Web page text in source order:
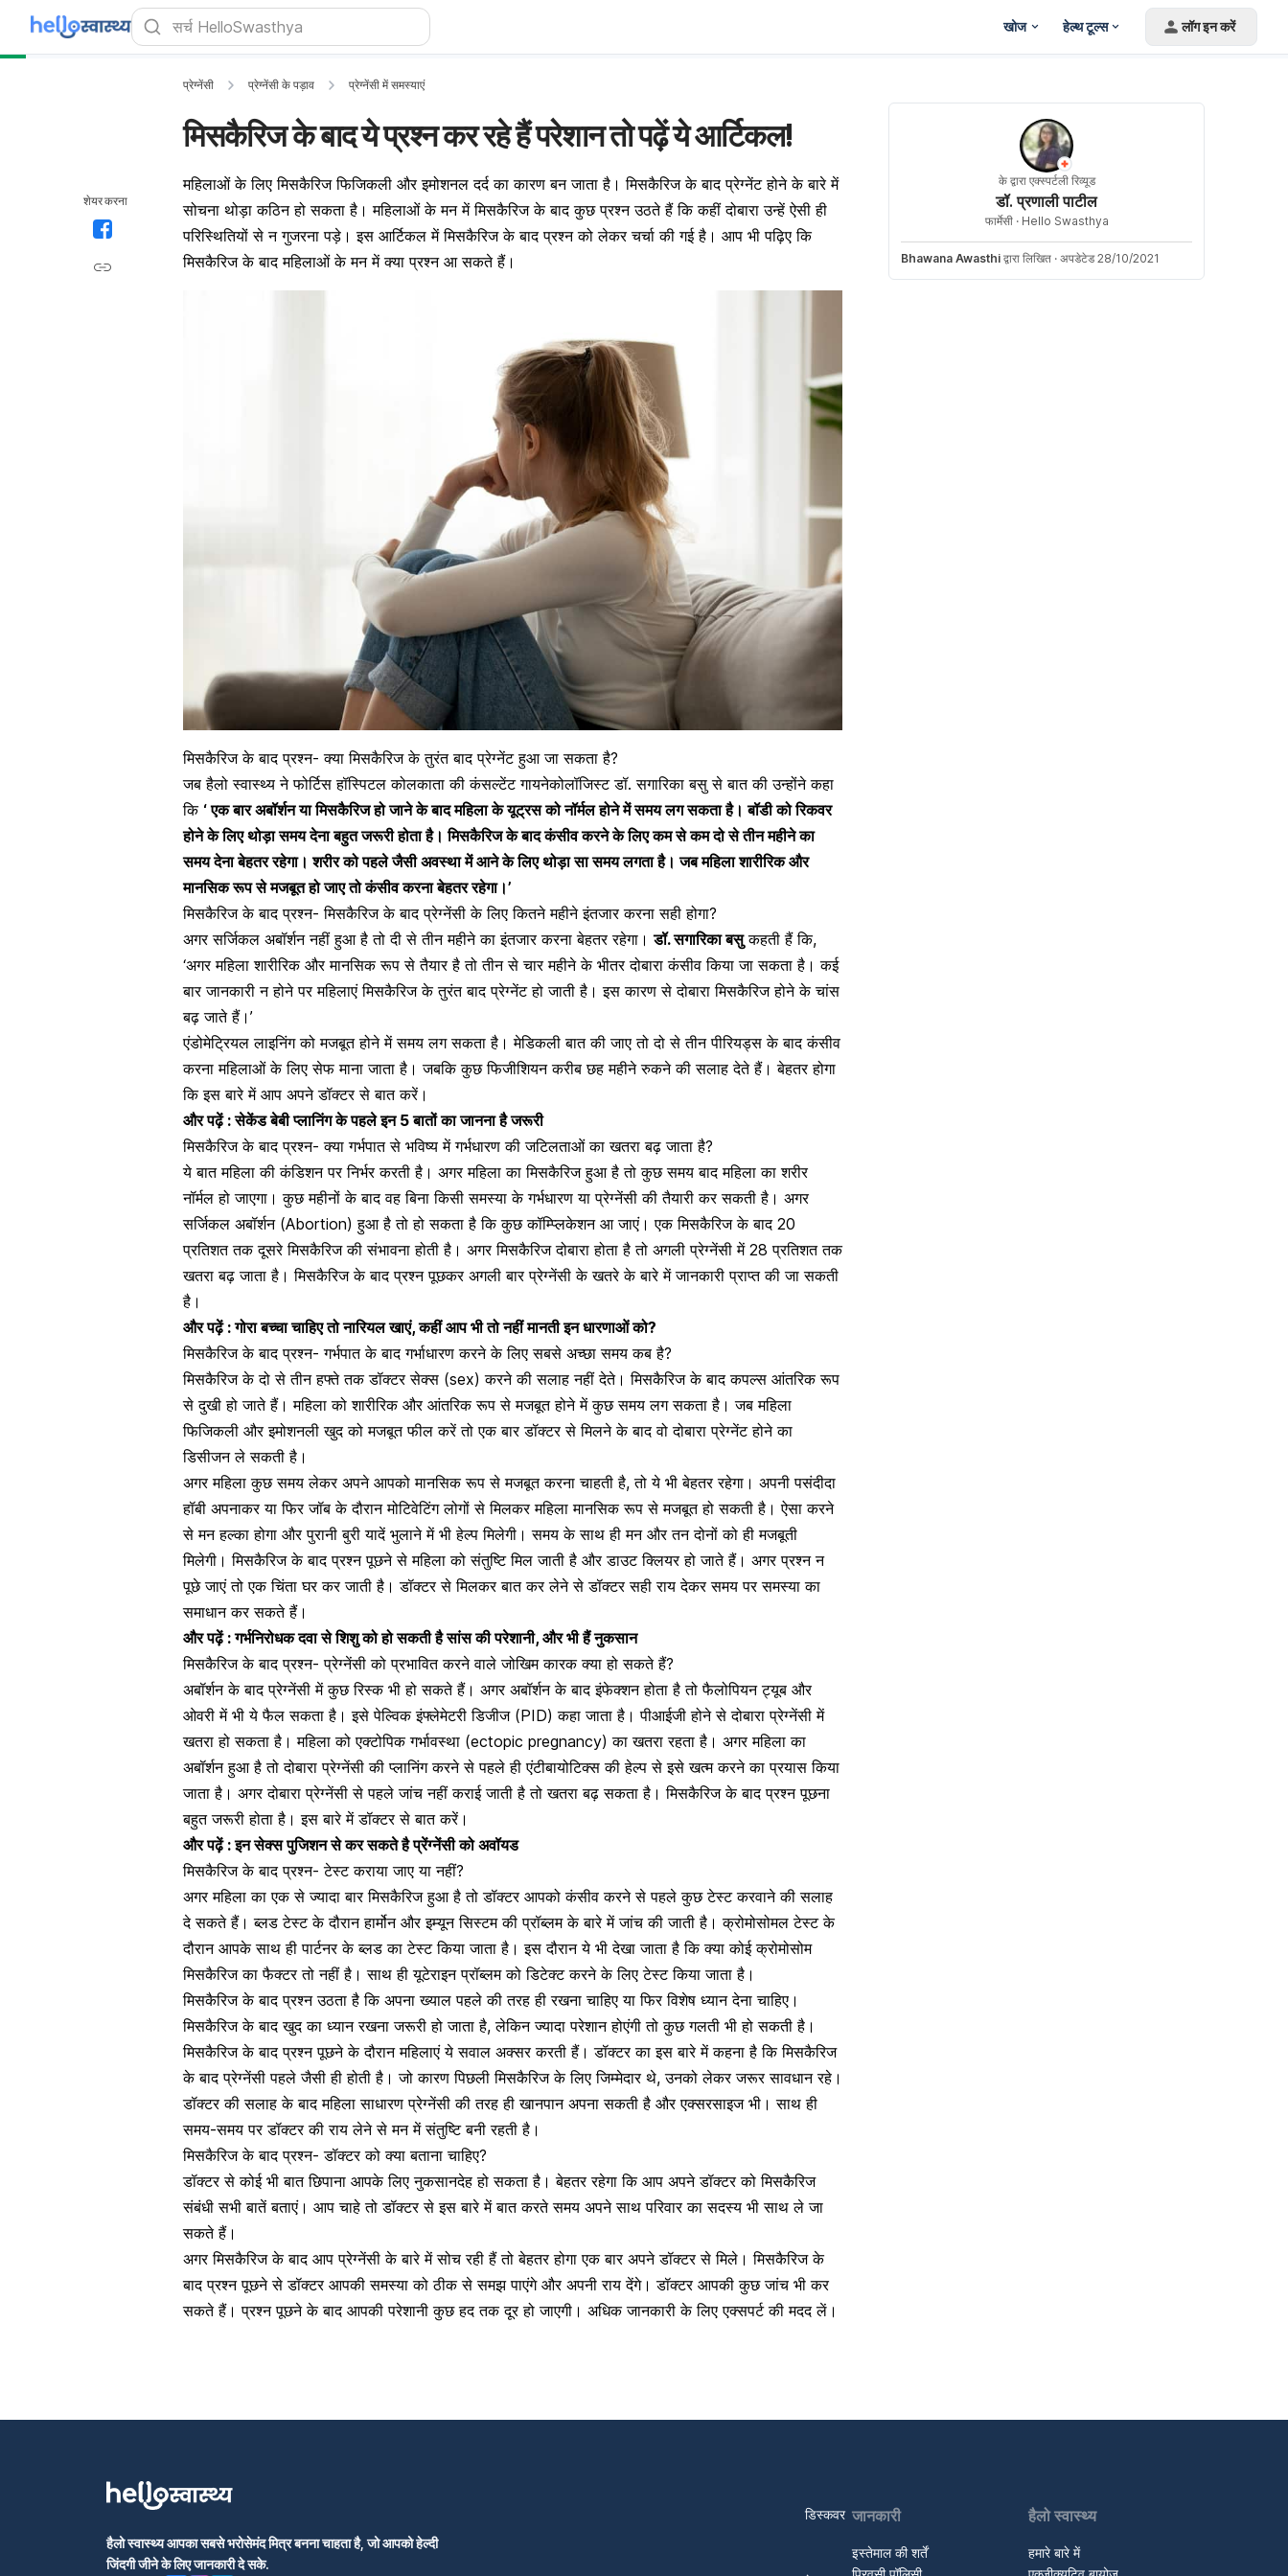
खोज हेल्थ टूल्स लॉग इन करें
शेयर करना
प्रेग्नेंसी प्रेग्नेंसी के पड़ाव प्रेग्नेंसी में समस्याएं
मिसकैरिज के बाद ये प्रश्न कर रहे हैं परेशान तो पढ़ें ये आर्टिकल!
महिलाओं के लिए मिसकैरिज फिजिकली और इमोशनल दर्द का कारण बन जाता है। मिसकैरिज के बाद प्रेग्नेंट होने के बारे में
सोचना थोड़ा कठिन हो सकता है। महिलाओं के मन में मिसकैरिज के बाद कुछ प्रश्न उठते हैं कि कहीं दोबारा उन्हें ऐसी ही
परिस्थितियों से न गुजरना पड़े। इस आर्टिकल में मिसकैरिज के बाद प्रश्न को लेकर चर्चा की गई है। आप भी पढ़िए कि
मिसकैरिज के बाद महिलाओं के मन में क्या प्रश्न आ सकते हैं।
मिसकैरिज के बाद प्रश्न- क्या मिसकैरिज के तुरंत बाद प्रेग्नेंट हुआ जा सकता है?
जब हैलो स्वास्थ्य ने फोर्टिस हॉस्पिटल कोलकाता की कंसल्टेंट गायनेकोलॉजिस्‍ट डॉ. सगारिका बसु से बात की उन्होंने कहा
कि ‘ एक बार अबॉर्शन या मिसकैरिज हो जाने के बाद महिला के यूट्रस को नॉर्मल होने में समय लग सकता है। बॉडी को रिकवर
होने के लिए थोड़ा समय देना बहुत जरूरी होता है। मिसकैरिज के बादकंसीवकरने के लिए कम से कम दो से तीन महीने का
समय देना बेहतर रहेगा। शरीर को पहले जैसी अवस्था में आने के लिए थोड़ा सा समय लगता है। जब महिला शारीरिक और
मानसिक रूप से मजबूत हो जाए तो कंसीव करना बेहतर रहेगा।’
मिसकैरिज के बाद प्रश्न- मिसकैरिज के बाद प्रेग्नेंसी के लिए कितने महीने इंतजार करना सही होगा?
अगर सर्जिकल अबॉर्शननहीं हुआ है तो दी से तीन महीने का इंतजार करना बेहतर रहेगा।डॉ. सगारिका बसुकहती हैं कि,
‘अगर महिला शारीरिक औरमानसिक रूप से तैयारहै तो तीन से चार महीने के भीतर दोबारा कंसीव किया जा सकता है। कई
बार जानकारी न होने पर महिलाएं मिसकैरिज के तुरंत बाद प्रेग्नेंट हो जाती है। इस कारण से दोबारा मिसकैरिज होने के चांस
बढ़ जाते हैं।’
एंडोमेट्रियल लाइनिंग को मजबूत होने में समय लग सकता है। मेडिकली बात की जाए तो दो से तीनपीरियड्सके बाद कंसीव
करना महिलाओं के लिए सेफ माना जाता है। जबकि कुछ फिजीशियन करीब छह महीने रुकने की सलाह देते हैं। बेहतर होगा
कि इस बारे में आप अपने डॉक्टर से बात करें।
और पढ़ें :सेकेंड बेबी प्लानिंग के पहले इन 5 बातों का जानना है जरूरी
मिसकैरिज के बाद प्रश्न- क्या गर्भपात से भविष्य में गर्भधारण की जटिलताओं का खतरा बढ़ जाता है?
ये बात महिला की कंडिशन पर निर्भर करती है। अगर महिला का मिसकैरिज हुआ है तो कुछ समय बाद महिला का शरीर
नॉर्मल हो जाएगा। कुछ महीनों के बाद वह बिना किसी समस्या केगर्भधारण या प्रेग्नेंसी की तैयारीकर सकती है। अगर
सर्जिकल अबॉर्शन (Abortion) हुआ है तो हो सकता है कि कुछ कॉम्प्लिकेशन आ जाएं। एक मिसकैरिज के बाद 20
प्रतिशत तक दूसरे मिसकैरिज की संभावना होती है। अगर मिसकैरिज दोबारा होता है तो अगली प्रेग्नेंसी में 28 प्रतिशत तक
खतरा बढ़ जाता है। मिसकैरिज के बाद प्रश्न पूछकर अगली बार प्रेग्नेंसी के खतरे के बारे में जानकारी प्राप्त की जा सकती
है।
और पढ़ें :गोरा बच्चा चाहिए तो नारियल खाएं, कहीं आप भी तो नहीं मानती इन धारणाओं को?
मिसकैरिज के बाद प्रश्न- गर्भपात के बाद गर्भाधारण करने के लिए सबसे अच्छा समय कब है?
मिसकैरिज के दो से तीन हफ्ते तक डॉक्टरसेक्स (sex) करने की सलाह नहीं देते। मिसकैरिज के बाद कपल्स आंतरिक रूप
से दुखी हो जाते हैं। महिला को शारीरिक और आंतरिक रूप से मजबूत होने में कुछ समय लग सकता है। जब महिला
फिजिकली और इमोशनली खुद को मजबूत फील करें तो एक बार डॉक्टर से मिलने के बाद वो दोबारा प्रेग्नेंट होने का
डिसीजन ले सकती है।
अगर महिला कुछ समय लेकर अपने आपको मानसिक रूप से मजबूत करना चाहती है, तो ये भी बेहतर रहेगा। अपनी पसंदीदा
हॉबी अपनाकर या फिर जॉब के दौरान मोटिवेटिंग लोगों से मिलकर महिला मानसिक रूप से मजबूत हो सकती है। ऐसा करने
से मन हल्का होगा और पुरानी बुरी यादें भुलाने में भी हेल्प मिलेगी। समय के साथ ही मन और तन दोनों को ही मजबूती
मिलेगी। मिसकैरिज के बाद प्रश्न पूछने से महिला को संतुष्टि मिल जाती है और डाउट क्लियर हो जाते हैं। अगर प्रश्न न
पूछे जाएं तो एक चिंता घर कर जाती है। डॉक्टर से मिलकर बात कर लेने से डॉक्टर सही राय देकर समय पर समस्या का
समाधान कर सकते हैं।
और पढ़ें :गर्भनिरोधक दवा से शिशु को हो सकती है सांस की परेशानी, और भी हैं नुकसान
मिसकैरिज के बाद प्रश्न- प्रेग्नेंसी को प्रभावित करने वाले जोखिम कारक क्या हो सकते हैं?
अबॉर्शन के बाद प्रेग्नेंसी में कुछ रिस्क भी हो सकते हैं। अगर अबॉर्शन के बाद इंफेक्शन होता है तो फैलोपियन ट्यूब और
ओवरी में भी ये फैल सकता है। इसेपेल्विक इंफ्लेमेटरी डिजीज(PID) कहा जाता है। पीआईजी होने से दोबाराप्रेग्नेंसी में
खतरा हो सकता है । महिला कोएक्टोपिक गर्भावस्था (ectopic pregnancy) का खतरा रहता है। अगर महिला का
अबॉर्शन हुआ है तोदोबारा प्रेग्नेंसी की प्लानिंग करने से पहले ही एंटीबायोटिक्स की हेल्प से इसे खत्म करने का प्रयास किया
जाता है। अगर दोबारा प्रेग्नेंसी से पहले जांच नहीं कराई जाती है तो खतरा बढ़ सकता है। मिसकैरिज के बाद प्रश्न पूछना
बहुत जरूरी होता है। इस बारे में डॉक्टर से बात करें।
और पढ़ें :इन सेक्स पुजिशन से कर सकते है प्रेंग्नेंसी को अवॉयड
मिसकैरिज के बाद प्रश्न- टेस्ट कराया जाए या नहीं?
अगर महिला का एक से ज्यादा बार मिसकैरिज हुआ है तो डॉक्टर आपको कंसीव करने से पहले कुछ टेस्ट करवाने की सलाह
दे सकते हैं। ब्लड टेस्ट के दौरान हार्मोन और इम्यून सिस्टम की प्रॉब्लम के बारे में जांच की जाती है।क्रोमोसोमल टेस्टके
दौरान आपके साथ ही पार्टनर के ब्लड का टेस्ट किया जाता है। इस दौरान ये भी देखा जाता है कि क्या कोई क्रोमोसोम
मिसकैरिज का फैक्टर तो नहीं है। साथ हीयूटेराइन प्रॉब्लमको डिटेक्ट करने के लिए टेस्ट किया जाता है।
मिसकैरिज के बाद प्रश्न उठता है कि अपना ख्याल पहले की तरह ही रखना चाहिए या फिर विशेष ध्यान देना चाहिए।
मिसकैरिज के बाद खुद का ध्यान रखना जरूरी हो जाता है, लेकिन ज्यादा परेशान होएंगी तो कुछ गलती भी हो सकती है।
मिसकैरिज के बाद प्रश्न पूछने के दौरान महिलाएं ये सवाल अक्सर करती हैं। डॉक्टर का इस बारे में कहना है कि मिसकैरिज
के बाद प्रेग्नेंसी पहले जैसी ही होती है। जो कारण पिछली मिसकैरिज के लिए जिम्मेदार थे, उनको लेकर जरूर सावधान रहे।
डॉक्टर की सलाह के बाद महिला साधारण प्रेग्नेंसी की तरह ही खानपान अपना सकती है औरएक्सरसाइजभी। साथ ही
समय-समय पर डॉक्टर की राय लेने से मन में संतुष्टि बनी रहती है।
मिसकैरिज के बाद प्रश्न- डॉक्टर को क्या बताना चाहिए?
डॉक्टर से कोई भी बात छिपाना आपके लिए नुकसानदेह हो सकता है। बेहतर रहेगा कि आप अपने डॉक्टर को मिसकैरिज
संबंधी सभी बातें बताएं। आप चाहे तो डॉक्टर से इस बारे में बात करते समय अपने साथ परिवार का सदस्य भी साथ ले जा
सकते हैं।
अगर मिसकैरिज के बाद आप प्रेग्नेंसी के बारे में सोच रही हैं तो बेहतर होगा एक बार अपने डॉक्टर से मिले। मिसकैरिज के
बाद प्रश्न पूछने से डॉक्टर आपकी समस्या को ठीक से समझ पाएंगे और अपनी राय देंगे। डॉक्टर आपकी कुछ जांच भी कर
सकते हैं। प्रश्न पूछने के बाद आपकी परेशानी कुछ हद तक दूर हो जाएगी। अधिक जानकारी के लिए एक्सपर्ट की मदद लें।
के द्वारा एक्स्पर्टली रिव्यूड
डॉ. प्रणाली पाटील
फार्मेसी · Hello Swasthya
Bhawana Awasthi द्वारा लिखित · अपडेटेड 28/10/2021
हैलो स्वास्थ्य आपका सबसे भरोसेमंद मित्र बनना चाहता है, जो आपको हेल्दी
जिंदगी जीने के लिए जानकारी दे सके.
डिस्कवर जानकारी
इस्तेमाल की शर्तें
हैलो स्वास्थ्य
हमारे बारे में